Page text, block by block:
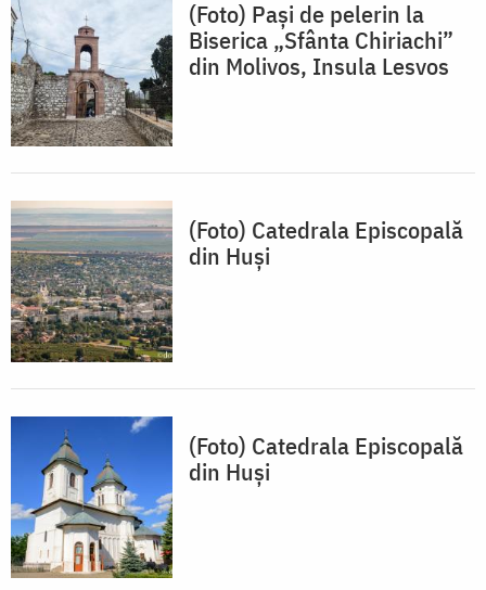
(Foto) Pași de pelerin la
Biserica „Sfânta Chiriachi”
din Molivos, Insula Lesvos
(Foto) Catedrala Episcopală
din Huși
(Foto) Catedrala Episcopală
din Huși